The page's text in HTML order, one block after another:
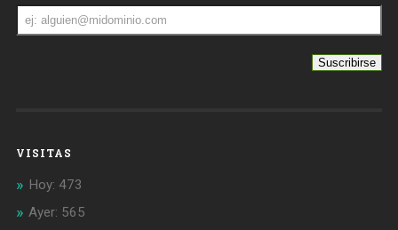
Dirección
de
correo
VISITAS
Hoy: 473
Ayer: 565